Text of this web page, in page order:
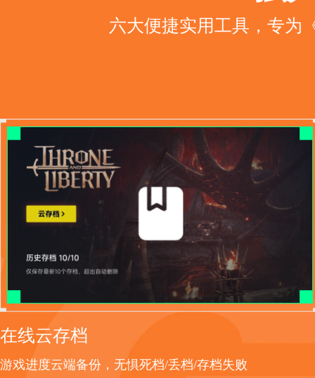
六大便捷实用工具，专为
在线云存档
游戏进度云端备份，无惧死档/丢档/存档失败